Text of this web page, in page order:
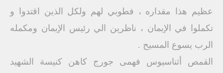
عظيم هذا مقداره ، فطوبي لهم ولكل الذين اقتدوا و
تكملوا في الإيمان ، ناظرين الي رئيس الإيمان ومكمله
الرب يسوع المسيح .
القمص أثناسيوس فهمى جورج كاهن كنيسة الشهيد